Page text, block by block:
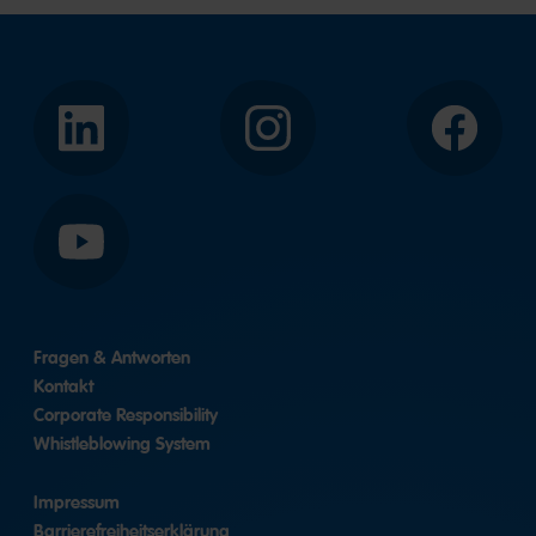
LinkedIn Instagram Facebook
YouTube
Fragen & Antworten
Kontakt
Corporate Responsibility
Whistleblowing System
Impressum